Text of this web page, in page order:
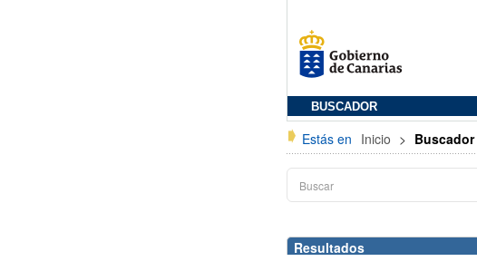
BUSCADOR
Estás en Inicio > Buscador
Resultados